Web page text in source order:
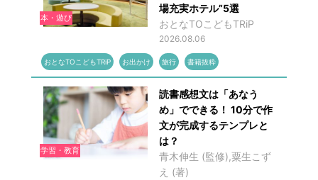
本・遊び
場充実ホテル”5選
おとなTOこどもTRiP
2026.08.06
おとなTOこどもTRiP お出かけ 旅行 書籍抜粋
学習・教育
読書感想文は「あなう
め」でできる！ 10分で作
文が完成するテンプレと
は？
青木伸生 (監修),粟生こず
え (著)